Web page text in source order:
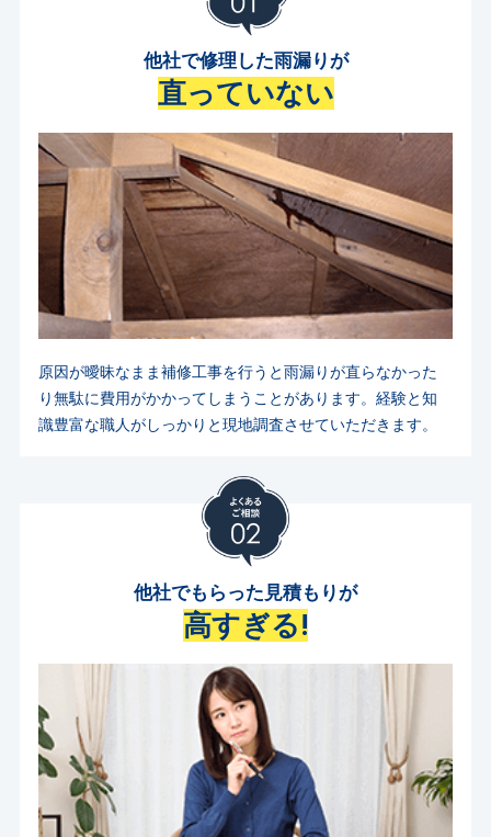
他社で修理した雨漏りが
直っていない
原因が曖昧なまま補修工事を行うと雨漏りが直らなかった
り無駄に費用がかかってしまうことがあります。経験と知
識豊富な職人がしっかりと現地調査させていただきます。
他社でもらった見積もりが
高すぎる!